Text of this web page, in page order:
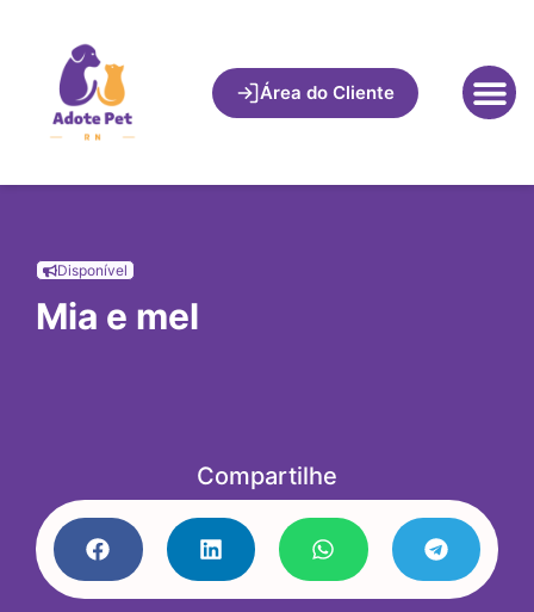
Área do Cliente
Disponível
Mia e mel
Compartilhe